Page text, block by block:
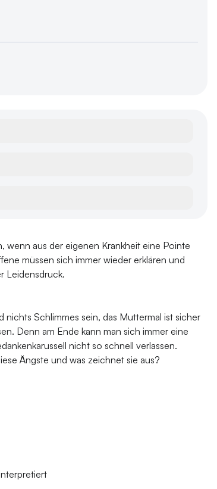
wenn aus der eigenen Krankheit eine Pointe
müssen sich immer wieder erklären und
Leidensdruck.
Schlimmes sein, das Muttermal ist sicher
Denn am Ende kann man sich immer eine
nicht so schnell verlassen.
Ängste und was zeichnet sie aus?